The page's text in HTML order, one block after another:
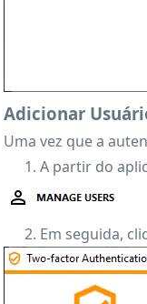
Adicionar
Uma vez que a
A partir do
Em seguida,